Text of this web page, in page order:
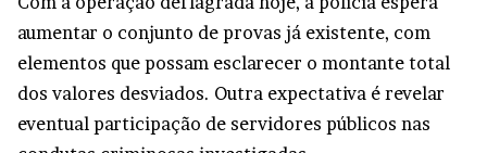
aumentar o conjunto de provas já existente, com
elementos que possam esclarecer o montante total
dos valores desviados. Outra expectativa é revelar
eventual participação de servidores públicos nas